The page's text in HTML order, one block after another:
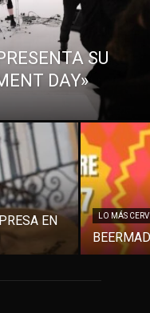
SU
DAY»
EN
LO MÁS